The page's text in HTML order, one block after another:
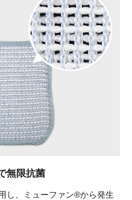
無限抗菌
し、ミューファン®から発生